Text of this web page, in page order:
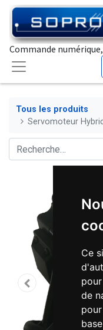
Ce
de
Commande numérique,
Tous les produits
Servomoteur